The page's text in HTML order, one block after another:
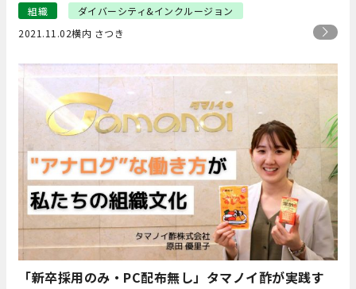
組織
ダイバーシティ&インクルージョン
2021.11.02横内 さつき
「新卒採用のみ・PC配布無し」タマノイ酢が実践す